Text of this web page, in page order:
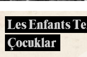
Les Enfants
Çocuklar